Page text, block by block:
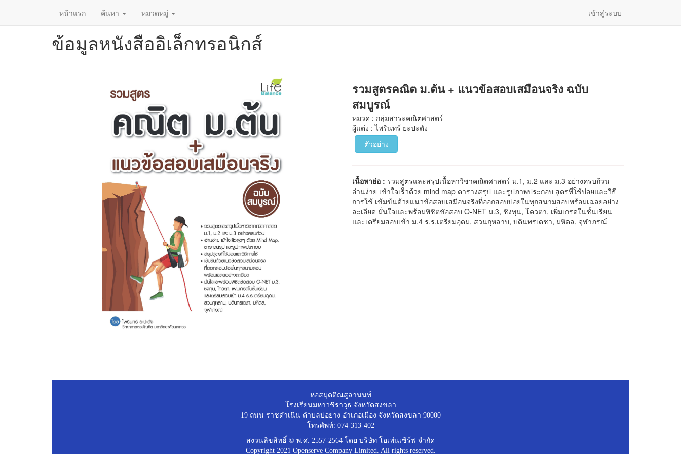
หน้าแรก ค้นหา หมวดหมู่ เข้าสู่ระบบ
ข้อมูลหนังสืออิเล็กทรอนิกส์
รวมสูตรคณิต ม.ต้น + แนวข้อสอบเสมือนจริง ฉบับ
สมบูรณ์
หมวด : กลุ่มสาระคณิตศาสตร์
ผู้แต่ง : ไพรินทร์ ยะปะตัง
ตัวอย่าง
เนื้อหาย่อ : รวมสูตรและสรุปเนื้อหาวิชาคณิตศาสตร์ ม.1, ม.2 และ ม.3 อย่างครบถ้วน
อ่านง่าย เข้าใจเร็วด้วย mind map ตารางสรุป และรูปภาพประกอบ สูตรที่ใช้บ่อยและวิธี
การใช้ เข้มข้นด้วยแนวข้อสอบเสมือนจริงที่ออกสอบบ่อยในทุกสนามสอบพร้อมเฉลยอย่าง
ละเอียด มั่นใจและพร้อมพิชิตขัอสอบ O-NET ม.3, ชิงทุน, โควตา, เพิ่มเกรดในชั้นเรียน
และเตรียมสอบเข้า ม.4 ร.ร.เตรียมอุดม, สวนกุหลาบ, บดินทรเดชา, มหิดล, จุฬาภรณ์
หอสมุดติณสูลานนท์
โรงเรียนมหาวชิราวุธ จังหวัดสงขลา
19 ถนน ราชดำเนิน ตำบลบ่อยาง อำเภอเมือง จังหวัดสงขลา 90000
โทรศัพท์: 074-313-402
สงวนลิขสิทธิ์ © พ.ศ. 2557-2564 โดย บริษัท โอเพ่นเซิร์ฟ จำกัด
Copyright 2021 Openserve Company Limited. All rights reserved.